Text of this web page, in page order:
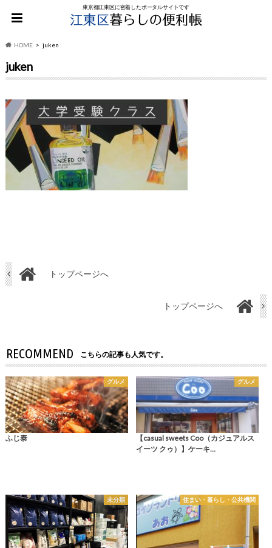
東京都江東区に密着したポータルサイトです
HOME juken
juken
トップページへ
トップページへ
RECOMMEND こちらの記事も人気です。
グルメ
ふじ泰
グルメ
【casual sweets Coo（カジュアルス
イーツ クゥ）】ケーキ…
未分類 住まい・暮らし・公共機関